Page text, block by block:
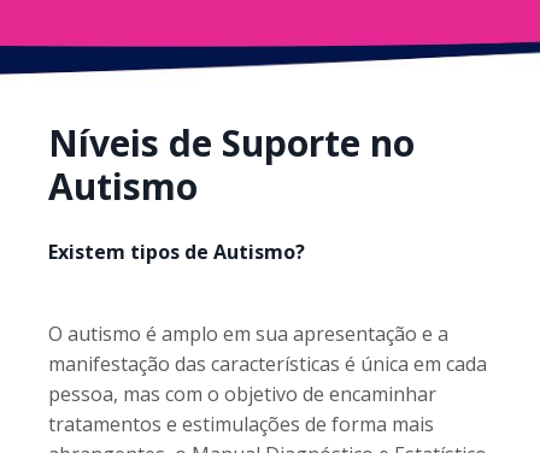
Níveis de Suporte no
Autismo
Existem tipos de Autismo?
O autismo é amplo em sua apresentação e a
manifestação das características é única em cada
pessoa, mas com o objetivo de encaminhar
tratamentos e estimulações de forma mais